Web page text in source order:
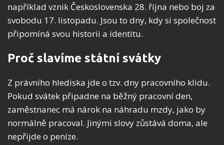
například vznik Československa 28. října nebo boj za
svobodu 17. listopadu. Jsou to dny, kdy si společnost
připomíná svou historii a identitu.
Proč slavíme státní svátky
Z právního hlediska jde o tzv. dny pracovního klidu.
Pokud svátek připadne na běžný pracovní den,
zaměstnanec má nárok na náhradu mzdy, jako by
normálně pracoval. Jinými slovy zůstává doma, ale
nepřijde o peníze.